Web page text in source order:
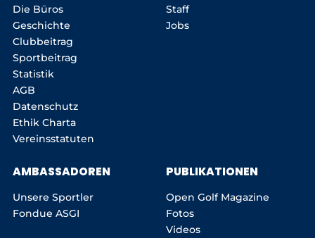
Die Büros
Geschichte
Clubbeitrag
Sportbeitrag
Statistik
AGB
Datenschutz
Ethik Charta
Vereinsstatuten
Staff
Jobs
AMBASSADOREN
Unsere Sportler
Fondue ASGI
PUBLIKATIONEN
Open Golf Magazine
Fotos
Videos